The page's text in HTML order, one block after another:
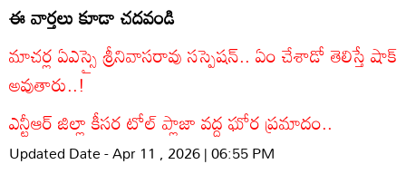
ఈ వార్తలు కూడా చదవండి
మాచర్ల ఏఎస్సై శ్రీనివాసరావు సస్పెషన్.. ఏం చేశాడో తెలిస్తే షాక్
అవుతారు..!
ఎన్టీఆర్ జిల్లా కీసర టోల్ ప్లాజా వద్ద ఘోర ప్రమాదం..
Updated Date - Apr 11 , 2026 | 06:55 PM